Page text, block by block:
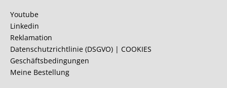
Youtube
Linkedin
Reklamation
Datenschutzrichtlinie (DSGVO) | COOKIES
Geschäftsbedingungen
Meine Bestellung